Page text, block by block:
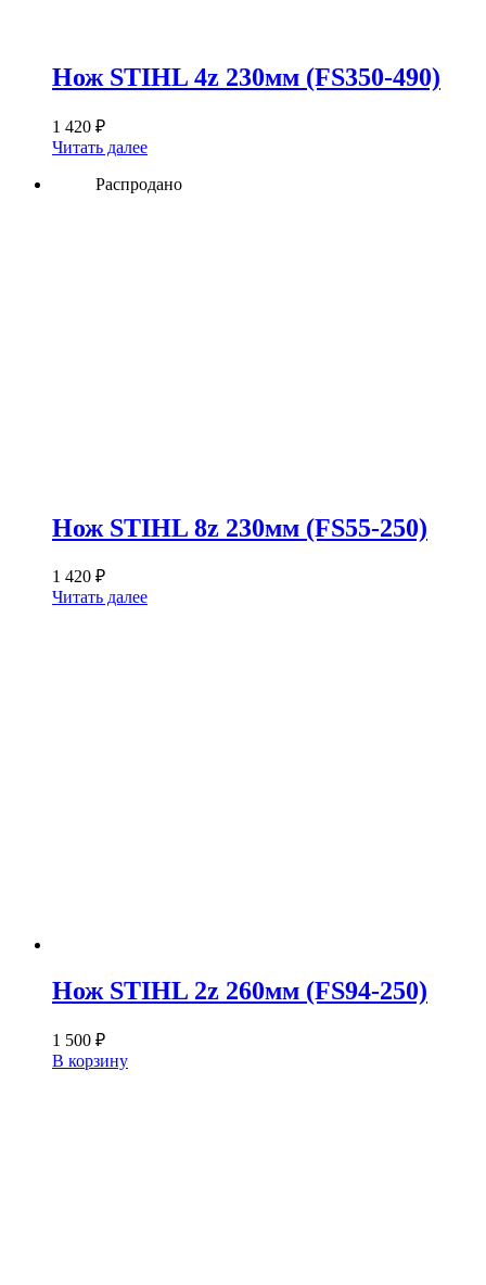
Нож STIHL 4z 230мм (FS350-490)
1 420 ₽
Читать далее
Распродано
Нож STIHL 8z 230мм (FS55-250)
1 420 ₽
Читать далее
Нож STIHL 2z 260мм (FS94-250)
1 500 ₽
В корзину